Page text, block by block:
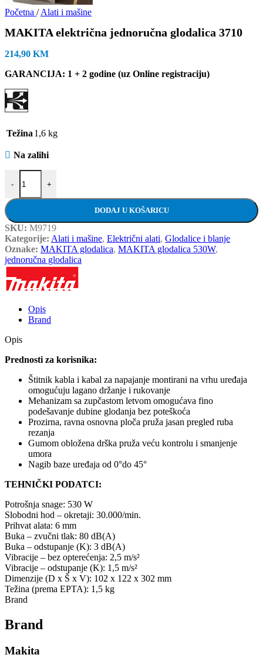
Početna / Alati i mašine
MAKITA električna jednoručna glodalica 3710
214,90 KM
GARANCIJA: 1 + 2 godine (uz Online registraciju)
Težina 1,6 kg
Na zalihi
-
MAKITA električna jednoručna glodalica 3710 količina
+
DODAJ U KOŠARICU
SKU: M9719
Kategorije: Alati i mašine, Električni alati, Glodalice i blanje
Oznake: MAKITA glodalica, MAKITA glodalica 530W,
jednoručna glodalica
Opis
Brand
Opis
Prednosti za korisnika:
Štitnik kabla i kabal za napajanje montirani na vrhu uređaja
omogućuju lagano držanje i rukovanje
Mehanizam sa zupčastom letvom omogućava fino
podešavanje dubine glodanja bez poteškoća
Prozirna, ravna osnovna ploča pruža jasan pregled ruba
rezanja
Gumom obložena drška pruža veću kontrolu i smanjenje
umora
Nagib baze uređaja od 0°do 45°
TEHNIČKI PODATCI:
Potrošnja snage: 530 W
Slobodni hod – okretaji: 30.000/min.
Prihvat alata: 6 mm
Buka – zvučni tlak: 80 dB(A)
Buka – odstupanje (K): 3 dB(A)
Vibracije – bez opterećenja: 2,5 m/s²
Vibracije – odstupanje (K): 1,5 m/s²
Dimenzije (D x Š x V): 102 x 122 x 302 mm
Težina (prema EPTA): 1,5 kg
Brand
Brand
Makita